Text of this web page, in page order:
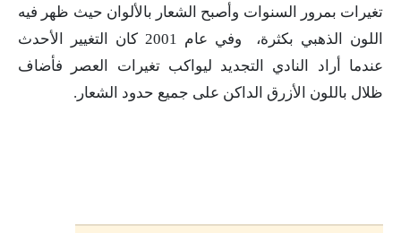
تغيرات بمرور السنوات وأصبح الشعار بالألوان حيث ظهر فيه
اللون الذهبي بكثرة، وفي عام 2001 كان التغيير الأحدث
عندما أراد النادي التجديد ليواكب تغيرات العصر فأضاف
ظلال باللون الأزرق الداكن على جميع حدود الشعار.